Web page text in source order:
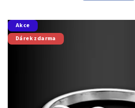
Akce
Dárek zdarma